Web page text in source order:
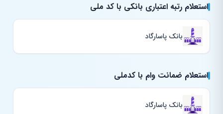
استعلام رتبه اعتباری بانکی با کد ملی
بانک پاسارگاد
استعلام ضمانت وام با کدملی
بانک پاسارگاد